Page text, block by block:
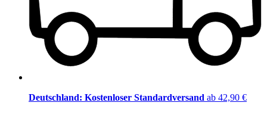
Deutschland: Kostenloser Standardversand ab 42,90 €